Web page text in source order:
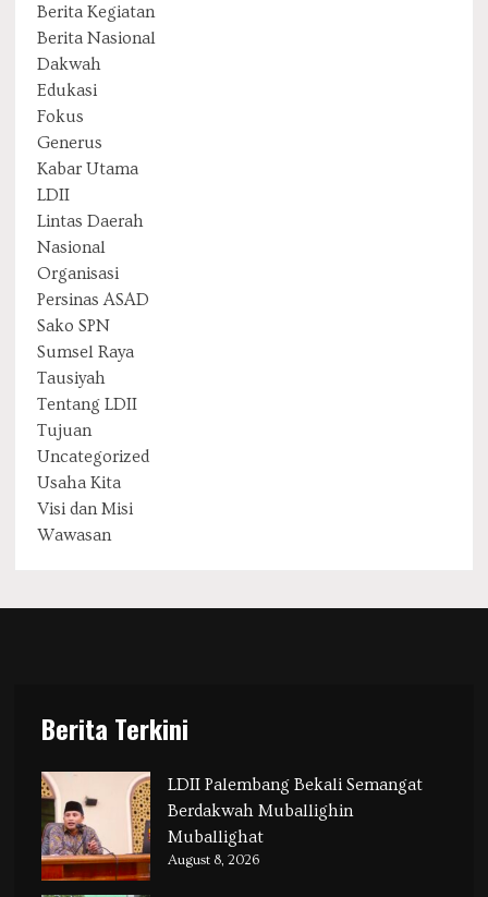
Berita Kegiatan
Berita Nasional
Dakwah
Edukasi
Fokus
Generus
Kabar Utama
LDII
Lintas Daerah
Nasional
Organisasi
Persinas ASAD
Sako SPN
Sumsel Raya
Tausiyah
Tentang LDII
Tujuan
Uncategorized
Usaha Kita
Visi dan Misi
Wawasan
Berita Terkini
LDII Palembang Bekali Semangat
Berdakwah Muballighin
Muballighat
August 8, 2026